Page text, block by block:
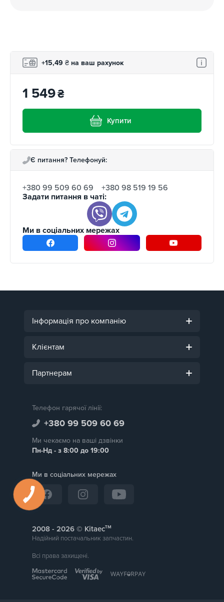
+15,49 ₴ на ваш рахунок
1 549₴
Купити
Є питання? Телефонуй:
+380 99 509 60 69
+380 98 519 19 56
Задати питання в чаті:
Ми в соціальних мережах
Інформація про компанію
Клієнтам
Партнерам
Телефон гарячої лінії:
+380 99 509 60 69
Ми чекаємо на ваші дзвінки
Пн-Нд - з 8:00 до 19:00
Ми в соціальних мережах
2008 - © Kitaecтм
Надійний постачальник запчастин.
Всі права захищені.